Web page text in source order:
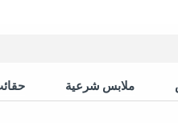
ملابس شرعية